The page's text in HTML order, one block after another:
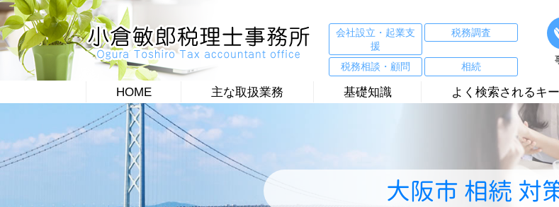
大阪市 相続 対
会社設立・起業支
援
税務調査
税務相談・顧問 相続
HOME 主な取扱業務 基礎知識 よく検索されるキ